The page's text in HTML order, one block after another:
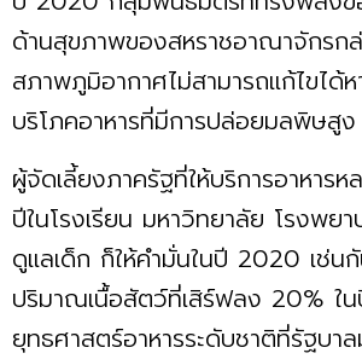
ด้านสุขภาพของสหราชอาณาจักรก
สภาพภูมิอากาศไม่สามารถแก้ไขได้
บริโภคอาหารที่มีการปล่อยมลพิษสูง
ผู้จัดเลี้ยงภาครัฐที่ให้บริการอาหาร
ปีในโรงเรียน มหาวิทยาลัย โรงพย
ดูแลเด็ก ก็ให้คำมั่นในปี 2020 เช่น
ปริมาณเนื้อสัตว์ที่เสิร์ฟลง 20% ใ
ยุทธศาสตร์อาหารระดับชาติที่รัฐบา